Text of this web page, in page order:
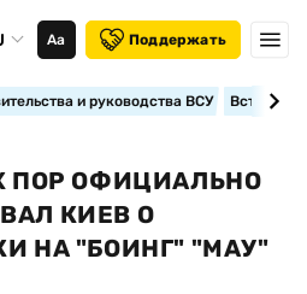
Аа Поддержать
и руководства ВСУ
ПОР ОФИЦИАЛЬНО
КИЕВ О
НА "БОИНГ" "МАУ"